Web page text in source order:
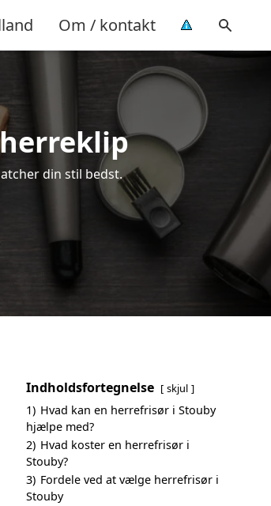
Om / kontakt
din stil bedst.
Indholdsfortegnelse skjul
1) Hvad kan en herrefrisør i Stouby
hjælpe med?
2) Hvad koster en herrefrisør i
Stouby?
3) Fordele ved at vælge herrefrisør i
Stouby